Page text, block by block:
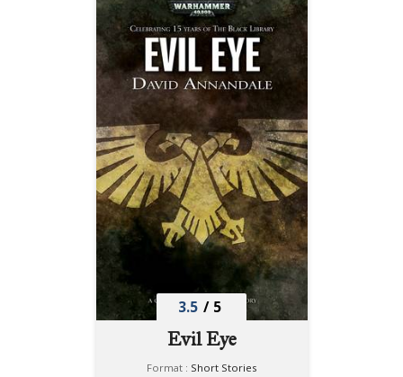
3.5 / 5
Evil Eye
Format : Short Stories